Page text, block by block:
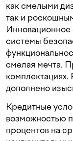
как смелыми
так и
Инновационное
системы
смелая мечта.
дополнено
Кредитные
возможностью
процентов на